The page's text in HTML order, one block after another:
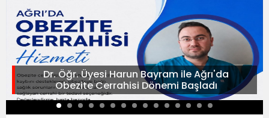
Dr. Öğr. Üyesi Harun Bayram ile Ağrı'da
Obezite Cerrahisi Dönemi Başladı